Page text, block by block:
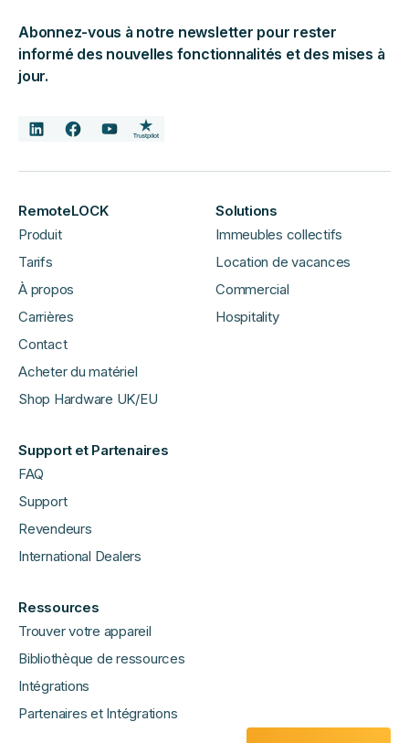
Abonnez-vous à notre newsletter pour rester
informé des nouvelles fonctionnalités et des mises à
jour.
RemoteLOCK
Produit
Tarifs
À propos
Carrières
Contact
Acheter du matériel
Shop Hardware UK/EU
Solutions
Immeubles collectifs
Location de vacances
Commercial
Hospitality
Support et Partenaires
FAQ
Support
Revendeurs
International Dealers
Ressources
Trouver votre appareil
Bibliothèque de ressources
Intégrations
Partenaires et Intégrations